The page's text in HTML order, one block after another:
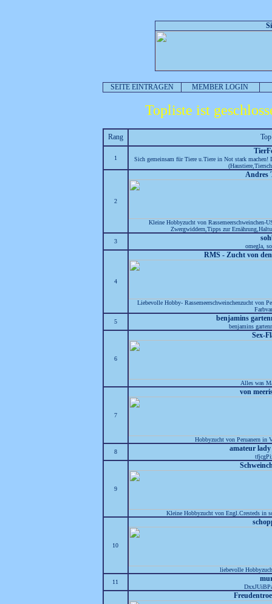
SEITE EINTRAGEN MEMBER LOGIN
Topliste ist
Rang
1
Sich gemeinsam für Tiere u.Tiere in Not stark machen!
2
Andres
Kleine Hobbyzucht von Rassemeerschweinchen-
Zwergwiddern,Tipps zur
3
omegla,
4
RMS - Zucht von
Liebevolle Hobby- Rassemeerschweinchenzucht von
5
benjamins
benjamins
6
Sex-
Alles was
7
von
Hobbyzucht von Peruanern in
8
amateur
9
Kleine Hobbyzucht von Engl.Cresteds in
10
liebevolle
11